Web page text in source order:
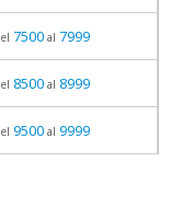
7500al 7999
8500al 8999
9500al 9999